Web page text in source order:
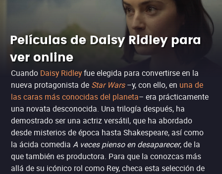
Películas de Daisy Ridley para
ver online
Cuando Daisy Ridleyfue elegida para convertirse en la
nueva protagonista de Star Wars–y, con ello, en una de
las caras más conocidas del planeta– era prácticamente
una novata desconocida. Una trilogía después, ha
demostrado ser una actriz versátil, que ha abordado
desde misterios de época hasta Shakespeare, así como
la ácida comedia A veces pienso en desaparecer, de la
que también es productora. Para que la conozcas más
allá de su icónico rol como Rey, checa esta selección de